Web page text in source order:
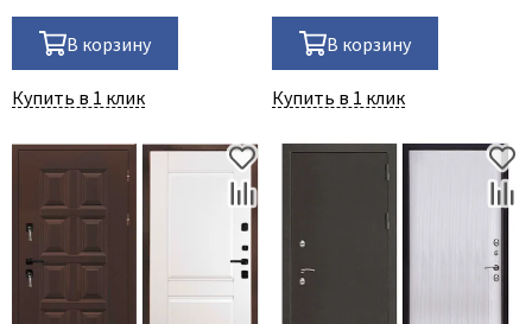
В корзину
Купить в 1 клик
В корзину
Купить в 1 клик